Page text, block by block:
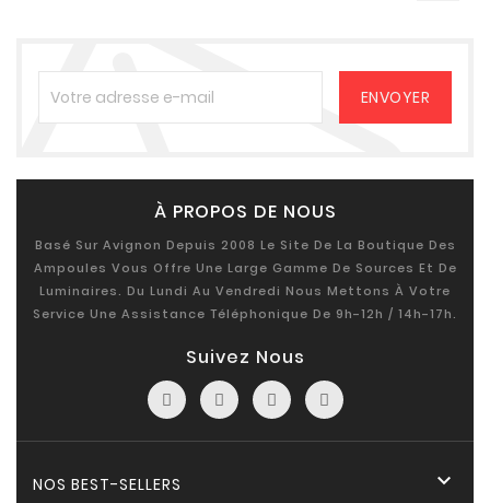
À PROPOS DE NOUS
Basé Sur Avignon Depuis 2008 Le Site De La Boutique Des
Ampoules Vous Offre Une Large Gamme De Sources Et De
Luminaires. Du Lundi Au Vendredi Nous Mettons À Votre
Service Une Assistance Téléphonique De 9h-12h / 14h-17h.
Suivez Nous
NOS BEST-SELLERS 